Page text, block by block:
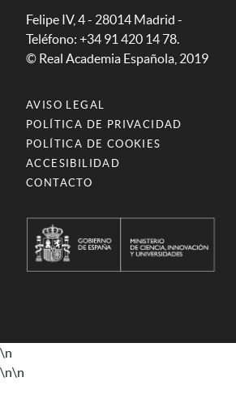
Felipe IV, 4 - 28014 Madrid -
Teléfono: +34 91 420 14 78.
© Real Academia Española, 2019
AVISO LEGAL
POLÍTICA DE PRIVACIDAD
POLÍTICA DE COOKIES
ACCESIBILIDAD
CONTACTO
\n
\n\n